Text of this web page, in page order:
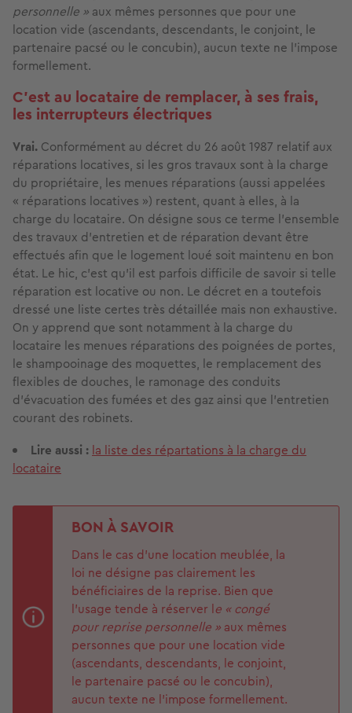
personnelle » aux mêmes personnes que pour une
location vide (ascendants, descendants, le conjoint, le
partenaire pacsé ou le concubin), aucun texte ne l’impose
formellement.
C'est au locataire de remplacer, à ses frais,
les interrupteurs électriques
Vrai. Conformément au décret du 26 août 1987 relatif aux
réparations locatives, si les gros travaux sont à la charge
du propriétaire, les menues réparations (aussi appelées
« réparations locatives ») restent, quant à elles, à la
charge du locataire. On désigne sous ce terme l’ensemble
des travaux d’entretien et de réparation devant être
effectués afin que le logement loué soit maintenu en bon
état. Le hic, c’est qu’il est parfois difficile de savoir si telle
réparation est locative ou non. Le décret en a toutefois
dressé une liste certes très détaillée mais non exhaustive.
On y apprend que sont notamment à la charge du
locataire les menues réparations des poignées de portes,
le shampooinage des moquettes, le remplacement des
flexibles de douches, le ramonage des conduits
d’évacuation des fumées et des gaz ainsi que l’entretien
courant des robinets.
Lire aussi : la liste des répartations à la charge du
locataire
BON À SAVOIR
Dans le cas d’une location meublée, la
loi ne désigne pas clairement les
bénéficiaires de la reprise. Bien que
l’usage tende à réserver le « congé
pour reprise personnelle » aux mêmes
personnes que pour une location vide
(ascendants, descendants, le conjoint,
le partenaire pacsé ou le concubin),
aucun texte ne l’impose formellement.